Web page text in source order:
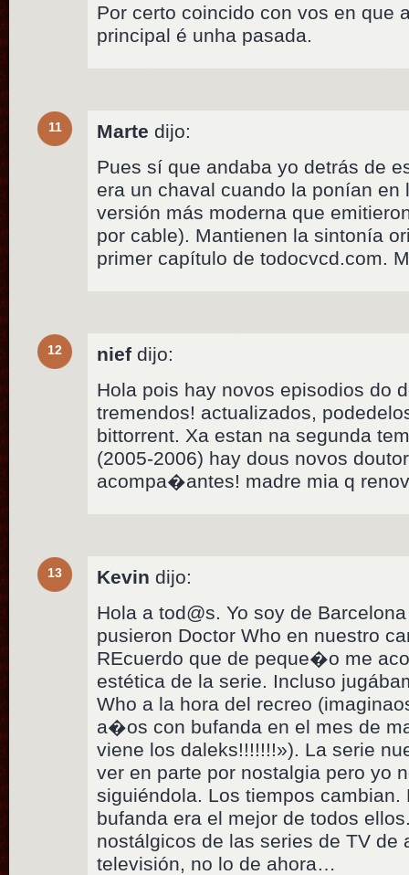
Por certo coincido con vos en que
principal é unha pasada.
11 Marte dijo:
Pues sí que andaba yo detrás de
era un chaval cuando la ponían en
versión más moderna que
por cable). Mantienen la sintonía
primer capítulo de todocvcd.com.
12 nief dijo:
Hola pois hay novos episodios do
tremendos! actualizados,
bittorrent. Xa estan na segunda
(2005-2006) hay dous novos
acompa�antes! madre mia q
13 Kevin dijo:
Hola a tod@s. Yo soy de
pusieron Doctor Who en nuestro
REcuerdo que de peque�o me
estética de la serie. Incluso
Who a la hora del recreo
a�os con bufanda en el mes de
viene los daleks!!!!!!!»). La serie
ver en parte por nostalgia pero yo
siguiéndola. Los tiempos cambian.
bufanda era el mejor de todos
nostálgicos de las series de TV
televisión, no lo de ahora…